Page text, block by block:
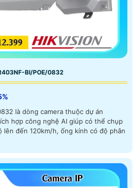
BI/POE/0832
là dòng camera thuộc dự án
hợp công nghệ AI giúp có thể chụp
đến 120km/h, ống kính có độ phân